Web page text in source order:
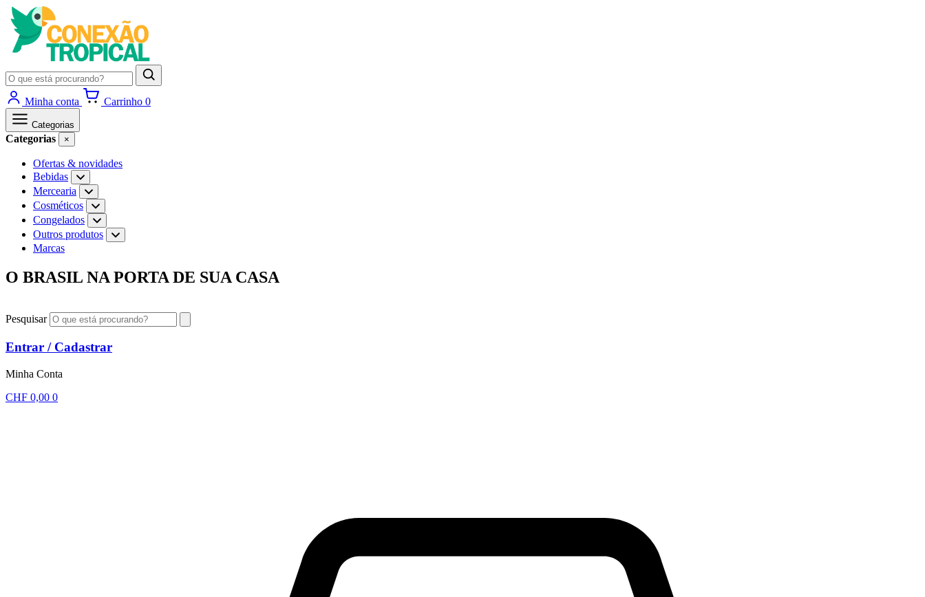
Pesquisar
produtos
Minha conta
Carrinho 0
Categorias
Categorias ×
Ofertas & novidades
Bebidas
Abrir
subcategorias
de
Bebidas
Mercearia
Abrir
subcategorias
de
Mercearia
Cosméticos
Abrir
subcategorias
de
Cosméticos
Congelados
Abrir
subcategorias
de
Outros produtos
Abrir
subcategorias
produtos
Marcas
Ir
para
O BRASIL NA PORTA DE SUA CASA
Pesquisar
Entrar / Cadastrar
Minha Conta
CHF 0,00 0